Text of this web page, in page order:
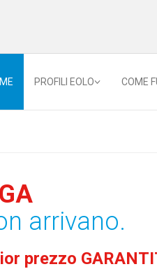
PROFILI EOLO COME
arrivano.
prezzo